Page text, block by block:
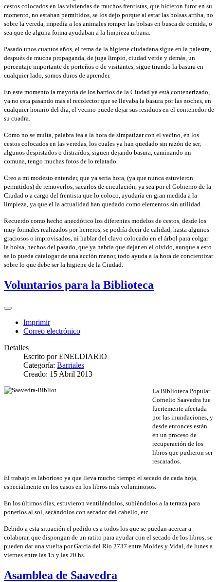
cestos colocados en las viviendas de muchos frentistas, que hicieron furor en su
momento, no estaban permitidos, se los dejo porque al estar las bolsas arriba, no
sobre la vereda, impedía a los animales romper las bolsas en busca de comida, o
sea que de alguna forma ayudaban a la limpieza urbana.
Pasado unos cuantos años, el tema de la higiene ciudadana sigue en la palestra,
después de mucha propaganda, de juga limpio, ciudad verde y demás, un
porcentaje importante de porteños o de visitantes, sigue tirando la basura en
cualquier lado, somos duros de aprender.
En este momento la mayoría de los barrios de la Ciudad ya está contenerizado,
ya no esta pasando mas el recolector que se llevaba la basura por las noches, en
cualquier horario del dia, el vecino puede dejar sus residuos en el contenedor de
su cuadra.
Como no se multa, palabra fea a la hora de simpatizar con el vecino, en los
cestos colocados en las veredas, los cuales ya han quedado sin razón de ser,
algunos despistados o distraídos, siguen dejando basura, caminando mi
comuna, tengo muchas fotos de lo relatado.
Creo a mi modesto entender, que ya seria hora, (ya que nunca estuvieron
permitidos) de removerlos, sacarlos de circulación, ya sea por el Gobierno de la
Ciudad o a cargo del frentista que lo coloco, ayudaría en gran medida a la
limpieza, ya que el la actualidad han quedado como elementos sin utilidad.
Recuerdo como hecho anecdótico los diferentes modelos de cestos, desde los
muy formales realizados por herreros, se podría decir de calidad, hasta algunos
graciosos o improvisados, ni hablar del clavo colocado en el árbol para colgar
la bolsa, hechos del pasado, que ya habría que dejar en el olvido, aunque a esto
se lo pueda catalogar de una acción menor, todo ayuda a la hora de concientizar
sobre lo que debe ser la higiene de la Ciudad.
Voluntarios para la Biblioteca
Imprimir
Correo electrónico
Detalles
Escrito porENELDIARIO
Categoría: Barriales
Creado: 15 Abril 2013
La Biblioteca Popular
Cornelio Saavedra fue
fuertemente afectada
por las inundaciones, y
desde entonces están
en un proceso de
recuperación de los
libros que pudieron ser
rescatados.
El trabajo es laborioso ya que lleva mucho tiempo el secado de cada hoja,
especialmente en los casos en los libros más voluminosos.
En los últimos días, estuvieron ventilándolos, subiéndolos a la terraza para
ponerlos al sol, secándolos con secador del cabello, etc.
Debido a esta situación el pedido es a todos los que se puedan acercar a
colaborar, que dispongan de un ratito para ayudar con el secado de los libros, se
pueden dar una vuelta por Garcia del Rio 2737 entre Moldes y Vidal, de lunes a
viernes entre las 15 y las 20 hs.
Asamblea de Saavedra